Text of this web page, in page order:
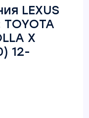
LEXUS
X
12-